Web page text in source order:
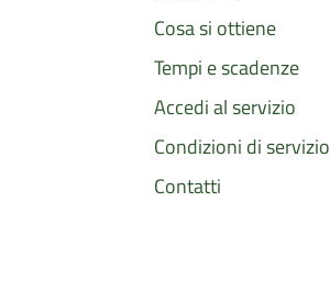
Cosa si ottiene
Tempi e scadenze
Accedi al servizio
Condizioni di servizio
Contatti